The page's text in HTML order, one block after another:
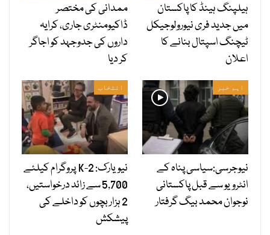
ہیلپنگ ہینڈ کا پاکستان
میں جدید فری نیورولوجیکل
ٹیچنگ اسپتال بنانے کا
اعلان
ممدانی کی مختصر
ڈاکیومنٹری جاری، کرایہ
داروں کی جدوجہد کو اجاگر
کر دیا
اہم خبر
نیوجرسی:سیاسی پناہ کے
انٹرویو سے قبل پاکستانی
نوجوان محمد بیگ گرفتار
انتخاب
نیویارک: 2-K پروگرام کیلئے
5,700 سے زائد درخواستیں،
2 ہزار بچوں کو داخلے کی
پیشکش